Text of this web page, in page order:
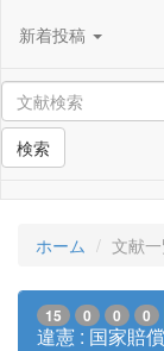
新着投稿
検索
ホーム 文献
15 0 0 0
違憲 : 国家賠